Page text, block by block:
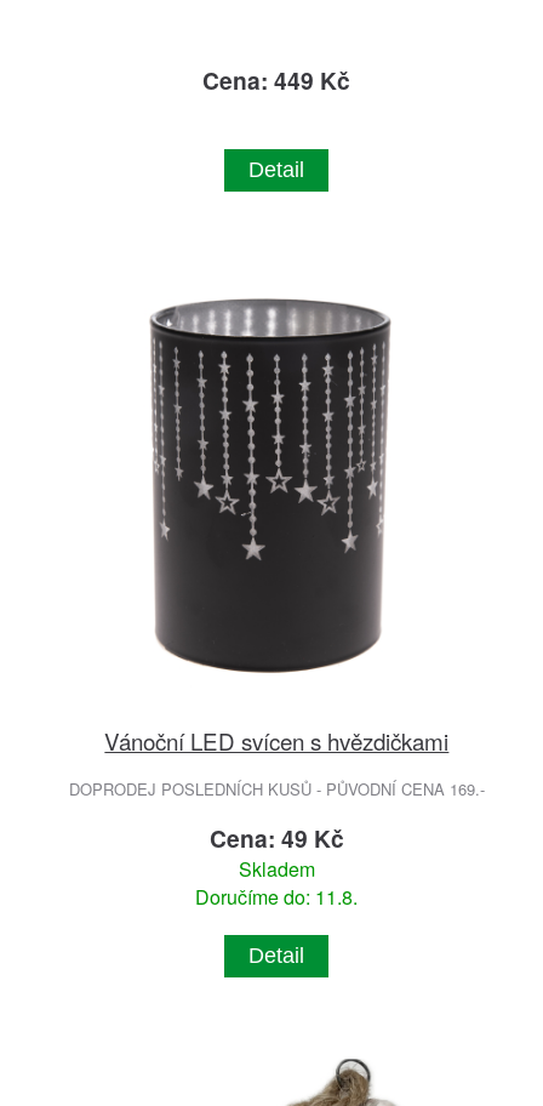
Cena: 449 Kč
Detail
Vánoční LED svícen s hvězdičkami
DOPRODEJ POSLEDNÍCH KUSŮ - PŮVODNÍ CENA 169.-
Cena: 49 Kč
Skladem
Doručíme do: 11.8.
Detail